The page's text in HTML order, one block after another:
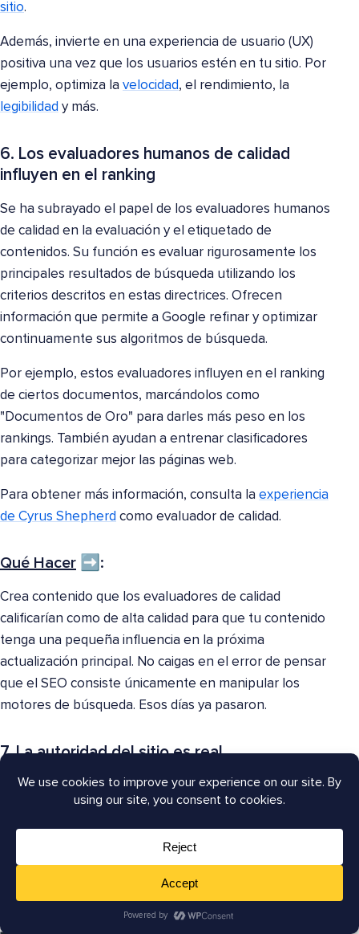
sitio.
Además, invierte en una experiencia de usuario (UX)
positiva una vez que los usuarios estén en tu sitio. Por
ejemplo, optimiza la velocidad, el rendimiento, la
legibilidad y más.
6. Los evaluadores humanos de calidad
influyen en el ranking
Se ha subrayado el papel de los evaluadores humanos
de calidad en la evaluación y el etiquetado de
contenidos. Su función es evaluar rigurosamente los
principales resultados de búsqueda utilizando los
criterios descritos en estas directrices. Ofrecen
información que permite a Google refinar y optimizar
continuamente sus algoritmos de búsqueda.
Por ejemplo, estos evaluadores influyen en el ranking
de ciertos documentos, marcándolos como
"Documentos de Oro" para darles más peso en los
rankings. También ayudan a entrenar clasificadores
para categorizar mejor las páginas web.
Para obtener más información, consulta la experiencia
de Cyrus Shepherd como evaluador de calidad.
Qué Hacer ➡️:
Crea contenido que los evaluadores de calidad
calificarían como de alta calidad para que tu contenido
tenga una pequeña influencia en la próxima
actualización principal. No caigas en el error de pensar
que el SEO consiste únicamente en manipular los
motores de búsqueda. Esos días ya pasaron.
7. La autoridad del sitio es real
Este es un aspecto en el que personas como Rand
Fishkin de Moz probablemente se sienten más
reivindicadas. Esto se debe a que durante mucho
tiempo Google negó haber utilizado algo que se
Pero el secreto ya ha sido revelado: